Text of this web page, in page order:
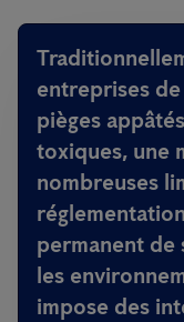
entreprises
pièges
toxiques, une
nombreuses
permanent de
les
impose des